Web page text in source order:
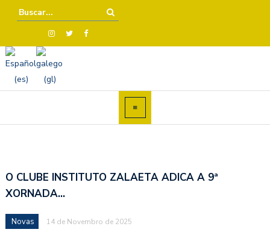
O CLUBE INSTITUTO ZALAETA ADICA A 9ª
XORNADA…
Novas 14 de Novembro de 2025